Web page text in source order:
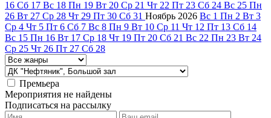
16 Сб 17 Вс 18 Пн 19 Вт 20 Ср 21 Чт 22 Пт 23 Сб 24 Вс 25 Пн
26 Вт 27 Ср 28 Чт 29 Пт 30 Сб 31 Ноябрь 2026 Вс 1 Пн 2 Вт 3
Ср 4 Чт 5 Пт 6 Сб 7 Вс 8 Пн 9 Вт 10 Ср 11 Чт 12 Пт 13 Сб 14
Вс 15 Пн 16 Вт 17 Ср 18 Чт 19 Пт 20 Сб 21 Вс 22 Пн 23 Вт 24
Ср 25 Чт 26 Пт 27 Сб 28
Премьера
Мероприятия не найдены
Подписаться на рассылку